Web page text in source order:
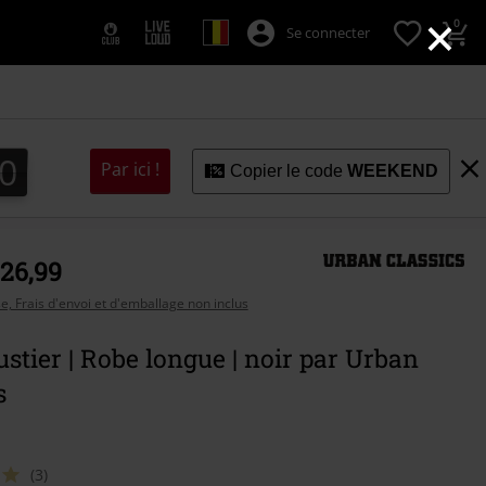
×
Se connecter 0
8
9
8
0
9 Par ici ! Copier le codeWEEKEND
Frais d'envoi et d'emballage non inclus
| Robe longue | noir par Urban
(3)